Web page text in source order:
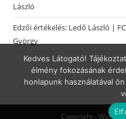
László
Edzői értékelés: Ledő László |
György
Copyright -
Kedves Látogató!
élmény fokozásának
honlapunk használatával